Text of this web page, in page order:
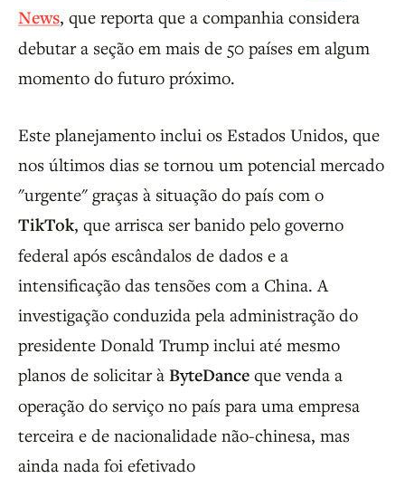
News, que reporta que a companhia considera
debutar a seção em mais de 50 países em algum
momento do futuro próximo.
Este planejamento inclui os Estados Unidos, que
nos últimos dias se tornou um potencial mercado
"urgente" graças à situação do país com o
TikTok, que arrisca ser banido pelo governo
federal após escândalos de dados e a
intensificação das tensões com a China. A
investigação conduzida pela administração do
presidente Donald Trump inclui até mesmo
planos de solicitar à ByteDance que venda a
operação do serviço no país para uma empresa
terceira e de nacionalidade não-chinesa, mas
ainda nada foi efetivado